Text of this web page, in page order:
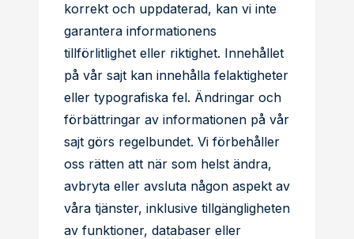
korrekt och uppdaterad, kan vi inte
garantera informationens
tillförlitlighet eller riktighet. Innehållet
på vår sajt kan innehålla felaktigheter
eller typografiska fel. Ändringar och
förbättringar av informationen på vår
sajt görs regelbundet. Vi förbehåller
oss rätten att när som helst ändra,
avbryta eller avsluta någon aspekt av
våra tjänster, inklusive tillgängligheten
av funktioner, databaser eller